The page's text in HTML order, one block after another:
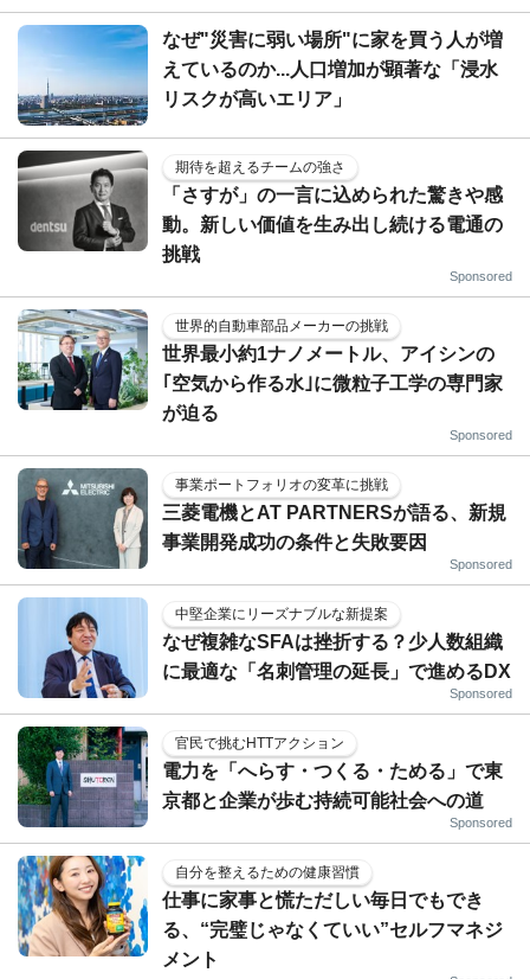
なぜ"災害に弱い場所"に家を買う人が増
えているのか...人口増加が顕著な「浸水
リスクが高いエリア」
期待を超えるチームの強さ
「さすが」の一言に込められた驚きや感
動。新しい価値を生み出し続ける電通の
挑戦
Sponsored
世界的自動車部品メーカーの挑戦
世界最小約1ナノメートル、アイシンの
｢空気から作る水｣に微粒子工学の専門家
が迫る
Sponsored
事業ポートフォリオの変革に挑戦
三菱電機とAT PARTNERSが語る、新規
事業開発成功の条件と失敗要因
Sponsored
中堅企業にリーズナブルな新提案
なぜ複雑なSFAは挫折する？少人数組織
に最適な「名刺管理の延長」で進めるDX
Sponsored
官民で挑むHTTアクション
電力を「へらす・つくる・ためる」で東
京都と企業が歩む持続可能社会への道
Sponsored
自分を整えるための健康習慣
仕事に家事と慌ただしい毎日でもでき
る、“完璧じゃなくていい”セルフマネジ
メント